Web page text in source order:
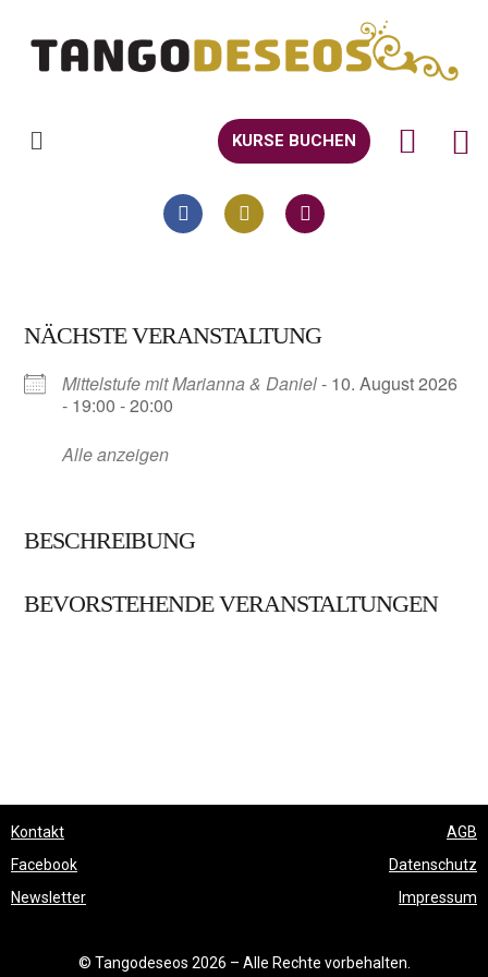
KURSE BUCHEN
NÄCHSTE VERANSTALTUNG
Mittelstufe mit Marianna & Daniel- 10. August 2026
- 19:00 - 20:00
Alle anzeigen
BESCHREIBUNG
BEVORSTEHENDE VERANSTALTUNGEN
Kontakt
Facebook
Newsletter
AGB
Datenschutz
Impressum
© Tangodeseos 2026 – Alle Rechte vorbehalten.